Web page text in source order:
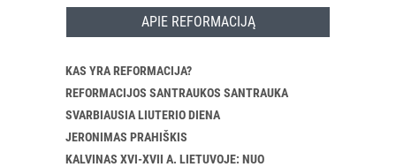
APIE REFORMACIJĄ
KAS YRA REFORMACIJA?
REFORMACIJOS SANTRAUKOS SANTRAUKA
SVARBIAUSIA LIUTERIO DIENA
JERONIMAS PRAHIŠKIS
KALVINAS XVI-XVII A. LIETUVOJE: NUO